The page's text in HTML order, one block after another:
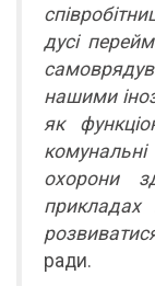
дусі
нашими
як
охорони
ради.